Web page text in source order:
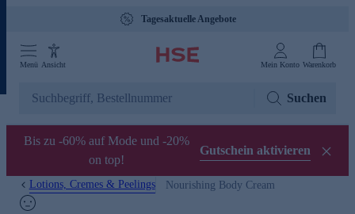
Tagesaktuelle Angebote
Menü Ansicht Mein Konto Warenkorb
Suchen
Bis zu -60% auf Mode und -20%
on top!
Gutschein aktivieren
Lotions, Cremes & Peelings Nourishing Body Cream